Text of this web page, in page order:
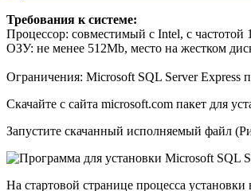
Требования к системе:
Процессор: совместимый с Intel, с
ОЗУ: не менее 512Мb, место на жестком
Ограничения: Microsoft SQL Server Express
Скачайте с сайта microsoft.com пакет для
Запустите скачанный исполняемый файл
На стартовой странице процесса